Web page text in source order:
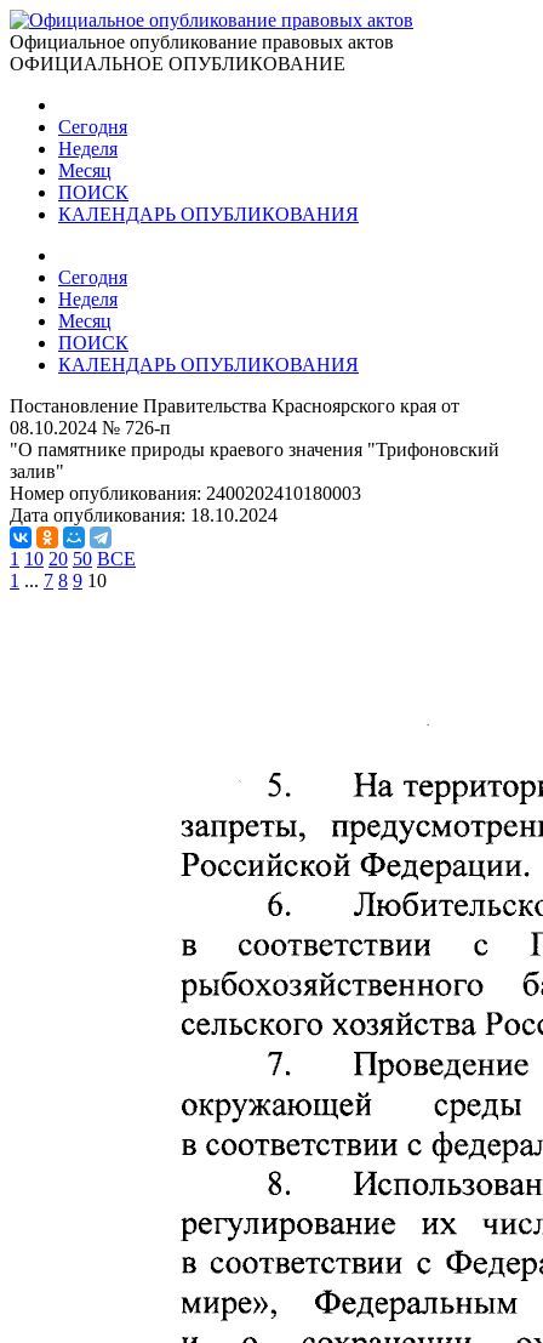
Официальное опубликование правовых актов
ОФИЦИАЛЬНОЕ ОПУБЛИКОВАНИЕ
Сегодня
Неделя
Месяц
ПОИСК
КАЛЕНДАРЬ ОПУБЛИКОВАНИЯ
Сегодня
Неделя
Месяц
ПОИСК
КАЛЕНДАРЬ ОПУБЛИКОВАНИЯ
Постановление Правительства Красноярского края от
08.10.2024 № 726-п
"О памятнике природы краевого значения "Трифоновский
залив"
Номер опубликования: 2400202410180003
Дата опубликования: 18.10.2024
1 10 20 50 ВСЕ
1 ... 7 8 9 10